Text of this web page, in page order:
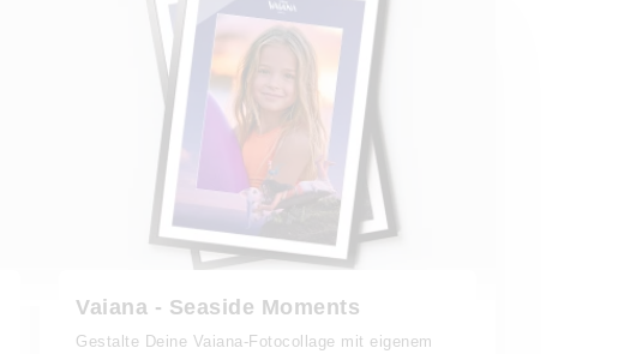
Vaiana - Seaside Moments
Gestalte Deine Vaiana-Fotocollage mit eigenem